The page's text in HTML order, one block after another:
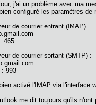
j'ai un problème avec ma
configuré les paramètres de
de courrier entrant (IMAP)
465
de courrier sortant (SMTP) :
: 993
activé l'IMAP via l'interface
me dit toujours qu'ils